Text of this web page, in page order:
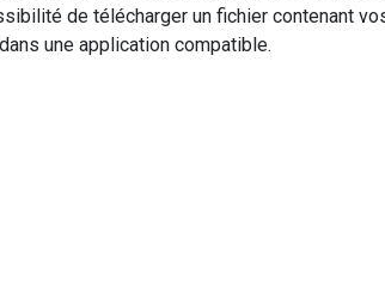
de télécharger un fichier contenant
une application compatible.